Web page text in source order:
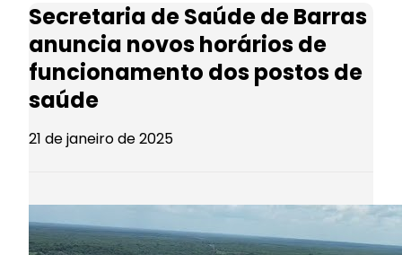
Secretaria de Saúde de Barras
anuncia novos horários de
funcionamento dos postos de
saúde
21 de janeiro de 2025